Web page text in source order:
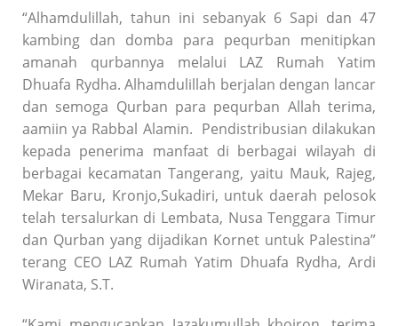
“Alhamdulillah, tahun ini sebanyak 6 Sapi dan 47
kambing dan domba para pequrban menitipkan
amanah qurbannya melalui LAZ Rumah Yatim
Dhuafa Rydha. Alhamdulillah berjalan dengan lancar
dan semoga Qurban para pequrban Allah terima,
aamiin ya Rabbal Alamin. Pendistribusian dilakukan
kepada penerima manfaat di berbagai wilayah di
berbagai kecamatan Tangerang, yaitu Mauk, Rajeg,
Mekar Baru, Kronjo,Sukadiri, untuk daerah pelosok
telah tersalurkan di Lembata, Nusa Tenggara Timur
dan Qurban yang dijadikan Kornet untuk Palestina”
terang CEO LAZ Rumah Yatim Dhuafa Rydha, Ardi
Wiranata, S.T.